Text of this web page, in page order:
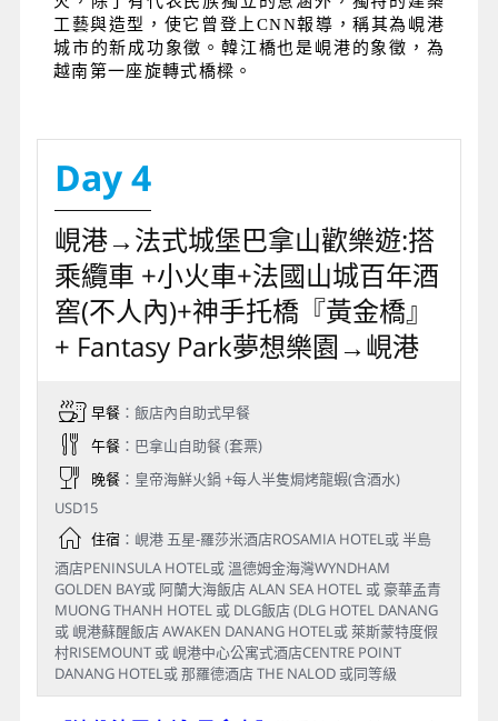
工藝與造型，使它曾登上CNN報導，稱其為峴港
城市的新成功象徵。韓江橋也是峴港的象徵，為
越南第一座旋轉式橋樑。
Day 4
峴港→法式城堡巴拿山歡樂遊:搭
乘纜車 +小火車+法國山城百年酒
窖(不人內)+神手托橋『黃金橋』
+ Fantasy Park夢想樂園→峴港
早餐：飯店內自助式早餐
午餐：巴拿山自助餐 (套票)
晚餐：皇帝海鮮火鍋 +每人半隻焗烤龍蝦(含酒水)
USD15
住宿：峴港 五星-羅莎米酒店ROSAMIA HOTEL或 半島
酒店PENINSULA HOTEL或 溫德姆金海灣WYNDHAM
GOLDEN BAY或 阿蘭大海飯店 ALAN SEA HOTEL 或 豪華孟青
MUONG THANH HOTEL 或 DLG飯店 (DLG HOTEL DANANG
或 峴港蘇醒飯店 AWAKEN DANANG HOTEL或 萊斯蒙特度假
村RISEMOUNT 或 峴港中心公寓式酒店CENTRE POINT
DANANG HOTEL或 那羅德酒店 THE NALOD 或同等級